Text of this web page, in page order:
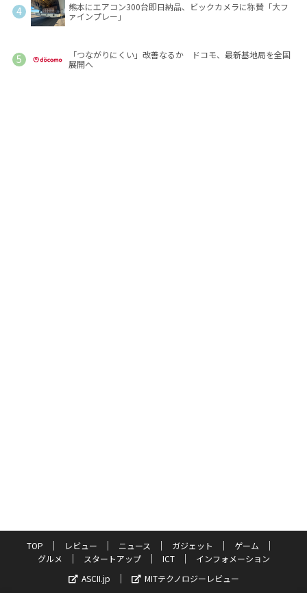
熊本にエアコン300台即日納品、ビックカメラに称賛「大フ
ァインプレー」
「つながりにくい」改善なるか ドコモ、最新基地局を全国
展開へ
TOP レビュー ニュース ガジェット
ゲーム
グルメ
スタートアップ ICT
インフォメーション
ASCII.jp
MITテクノロジーレビュー